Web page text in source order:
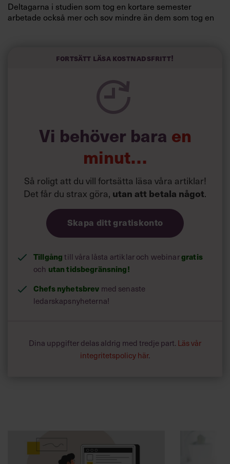
Deltagarna i studien som tog en kortare semester
arbetade också mer och sov mindre än dem som tog en
Forskarna tror sig dessutom kunna uttyda att en längre
försök att förändra livsstilsvanor.
Fortsätt läsa kostnadsfritt!
Vi behöver bara en
minut…
Så roligt att du vill fortsätta läsa våra artiklar!
Det får du strax göra, utan att betala något.
Skapa ditt gratiskonto
Tillgång till våra låsta artiklar och webinargratis
och utan tidsbegränsning!
Chefs nyhetsbrev med senaste
ledarskapsnyheterna!
Dina uppgifter delas aldrig med tredje part. Läs vår
integritetspolicy här.